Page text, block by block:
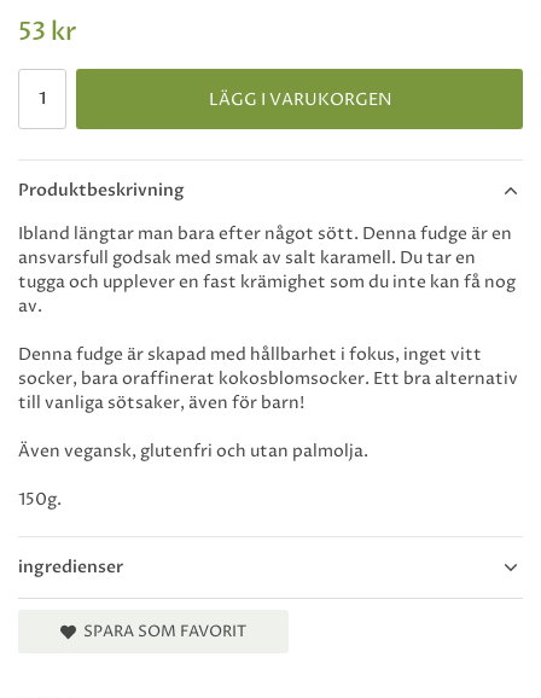
53 kr
LÄGG I VARUKORGEN
Produktbeskrivning
ingredienser
Ibland längtar man bara efter något sött. Denna fudge är en
ansvarsfull godsak med smak av salt karamell. Du tar en
tugga och upplever en fast krämighet som du inte kan få nog
av.
Denna fudge är skapad med hållbarhet i fokus, inget vitt
socker, bara oraffinerat kokosblomsocker. Ett bra alternativ
till vanliga sötsaker, även för barn!
Även vegansk, glutenfri och utan palmolja.
150g.
SPARA SOM FAVORIT